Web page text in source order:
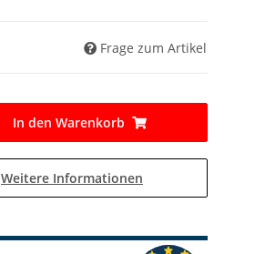
Frage zum Artikel
In den Warenkorb
Weitere Informationen